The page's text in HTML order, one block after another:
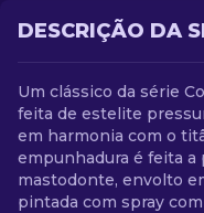
DESCRIÇÃO DA
Um clássico da série
feita de estelite
em harmonia com o
empunhadura é feita
mastodonte, envolto
pintada com spray